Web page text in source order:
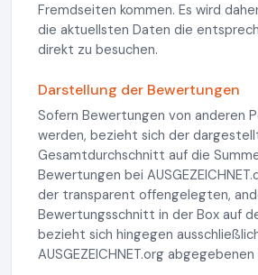
Fremdseiten kommen. Es wird
die aktuellsten Daten die
direkt zu besuchen.
Darstellung der Bewertungen
Sofern Bewertungen von anderen
werden, bezieht sich der
Gesamtdurchschnitt auf die
Bewertungen bei
der transparent offengelegten,
Bewertungsschnitt in der Box auf
bezieht sich hingegen
AUSGEZEICHNET.org